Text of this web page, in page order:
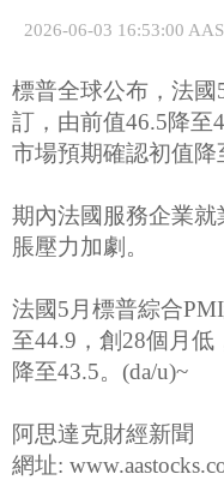
2026-06-03 16:53:00
標普全球公布，法
訂，由前值46.5降至
市場預期確認初值降
期內法國服務企業
脹壓力加劇。
法國5月標普綜合
至44.9，創28個月
降至43.5。(da/u)~
阿思達克財經新聞
網址: